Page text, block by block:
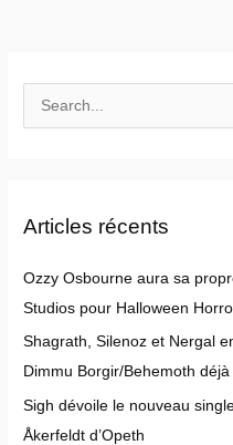
c
r
:
Articles récents
Ozzy Osbourne aura sa
Studios pour Halloween
Shagrath, Silenoz et Nergal
Dimmu Borgir/Behemoth
Sigh dévoile le nouveau
Åkerfeldt d’Opeth